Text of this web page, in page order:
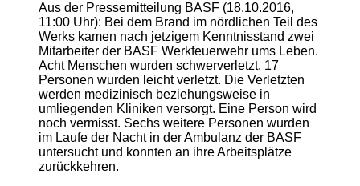
Aus der Pressemitteilung BASF (18.10.2016,
11:00 Uhr): Bei dem Brand im nördlichen Teil des
Werks kamen nach jetzigem Kenntnisstand zwei
Mitarbeiter der BASF Werkfeuerwehr ums Leben.
Acht Menschen wurden schwerverletzt. 17
Personen wurden leicht verletzt. Die Verletzten
werden medizinisch beziehungsweise in
umliegenden Kliniken versorgt. Eine Person wird
noch vermisst. Sechs weitere Personen wurden
im Laufe der Nacht in der Ambulanz der BASF
untersucht und konnten an ihre Arbeitsplätze
zurückkehren.